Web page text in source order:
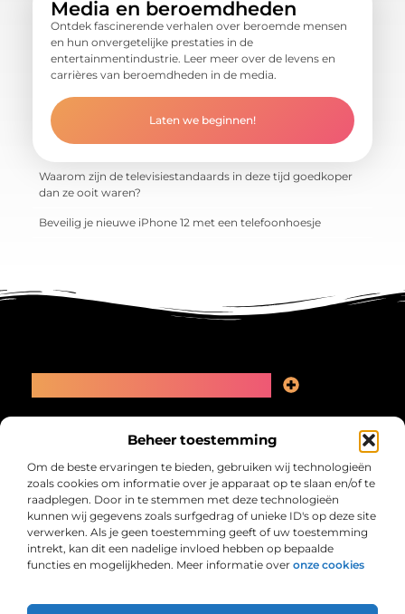
Beheer toestemming
Om de beste ervaringen te bieden, gebruiken wij technologieën
zoals cookies om informatie over je apparaat op te slaan en/of te
raadplegen. Door in te stemmen met deze technologieën
kunnen wij gegevens zoals surfgedrag of unieke ID's op deze site
verwerken. Als je geen toestemming geeft of uw toestemming
intrekt, kan dit een nadelige invloed hebben op bepaalde
functies en mogelijkheden. Meer informatie over onze cookies
Media en beroemdheden
Ontdek fascinerende verhalen over beroemde mensen
en hun onvergetelijke prestaties in de
entertainmentindustrie. Leer meer over de levens en
carrières van beroemdheden in de media.
Laten we beginnen!
Waarom zijn de televisiestandaards in deze tijd goedkoper
dan ze ooit waren?
Beveilig je nieuwe iPhone 12 met een telefoonhoesje
Collectiefrima.nl – Jouw verzameling van
Ontdek blogs en artikelen over alles wat het dagelijks leven boeiend